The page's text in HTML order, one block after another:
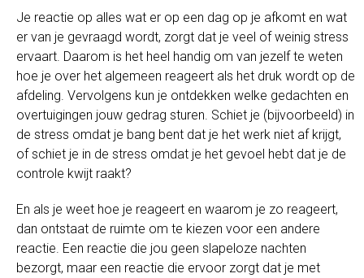
Je reactie op alles wat er op een dag op je afkomt en wat
er van je gevraagd wordt, zorgt dat je veel of weinig stress
ervaart. Daarom is het heel handig om van jezelf te weten
hoe je over het algemeen reageert als het druk wordt op de
afdeling. Vervolgens kun je ontdekken welke gedachten en
overtuigingen jouw gedrag sturen. Schiet je (bijvoorbeeld) in
de stress omdat je bang bent dat je het werk niet af krijgt,
of schiet je in de stress omdat je het gevoel hebt dat je de
controle kwijt raakt?
En als je weet hoe je reageert en waarom je zo reageert,
dan ontstaat de ruimte om te kiezen voor een andere
reactie. Een reactie die jou geen slapeloze nachten
bezorgt, maar een reactie die ervoor zorgt dat je met